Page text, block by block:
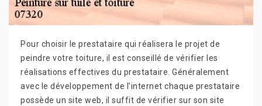
Pour choisir le prestataire qui réalisera le projet de
peindre votre toiture, il est conseillé de vérifier les
réalisations effectives du prestataire. Généralement
avec le développement de l’internet chaque prestataire
possède un site web, il suffit de vérifier sur son site